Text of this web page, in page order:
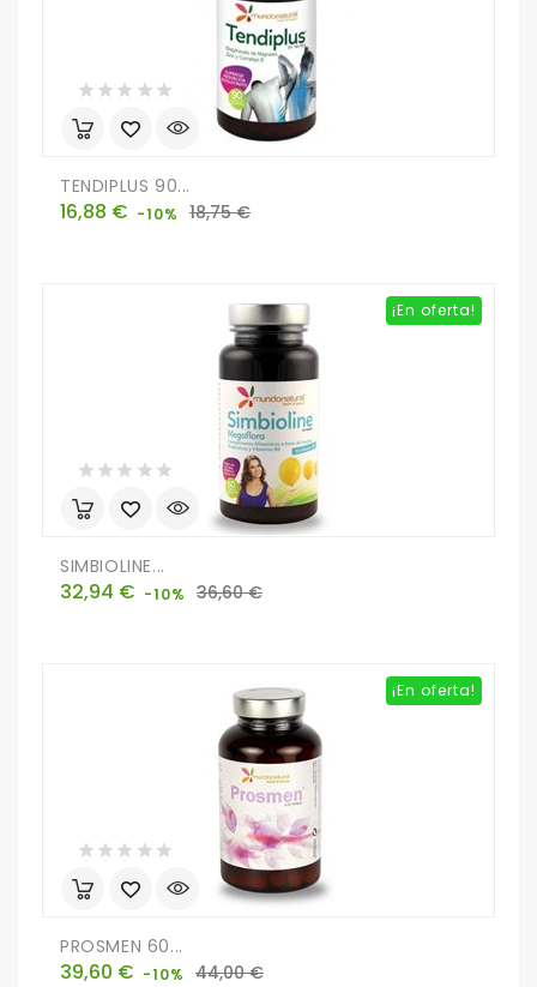
TENDIPLUS 90...
Precio
16,88 € -10%
Precio
18,75 €
¡En oferta!
SIMBIOLINE...
Precio
32,94 € -10%
Precio
36,60 €
¡En oferta!
PROSMEN 60...
Precio
39,60 € -10%
Precio
44,00 €